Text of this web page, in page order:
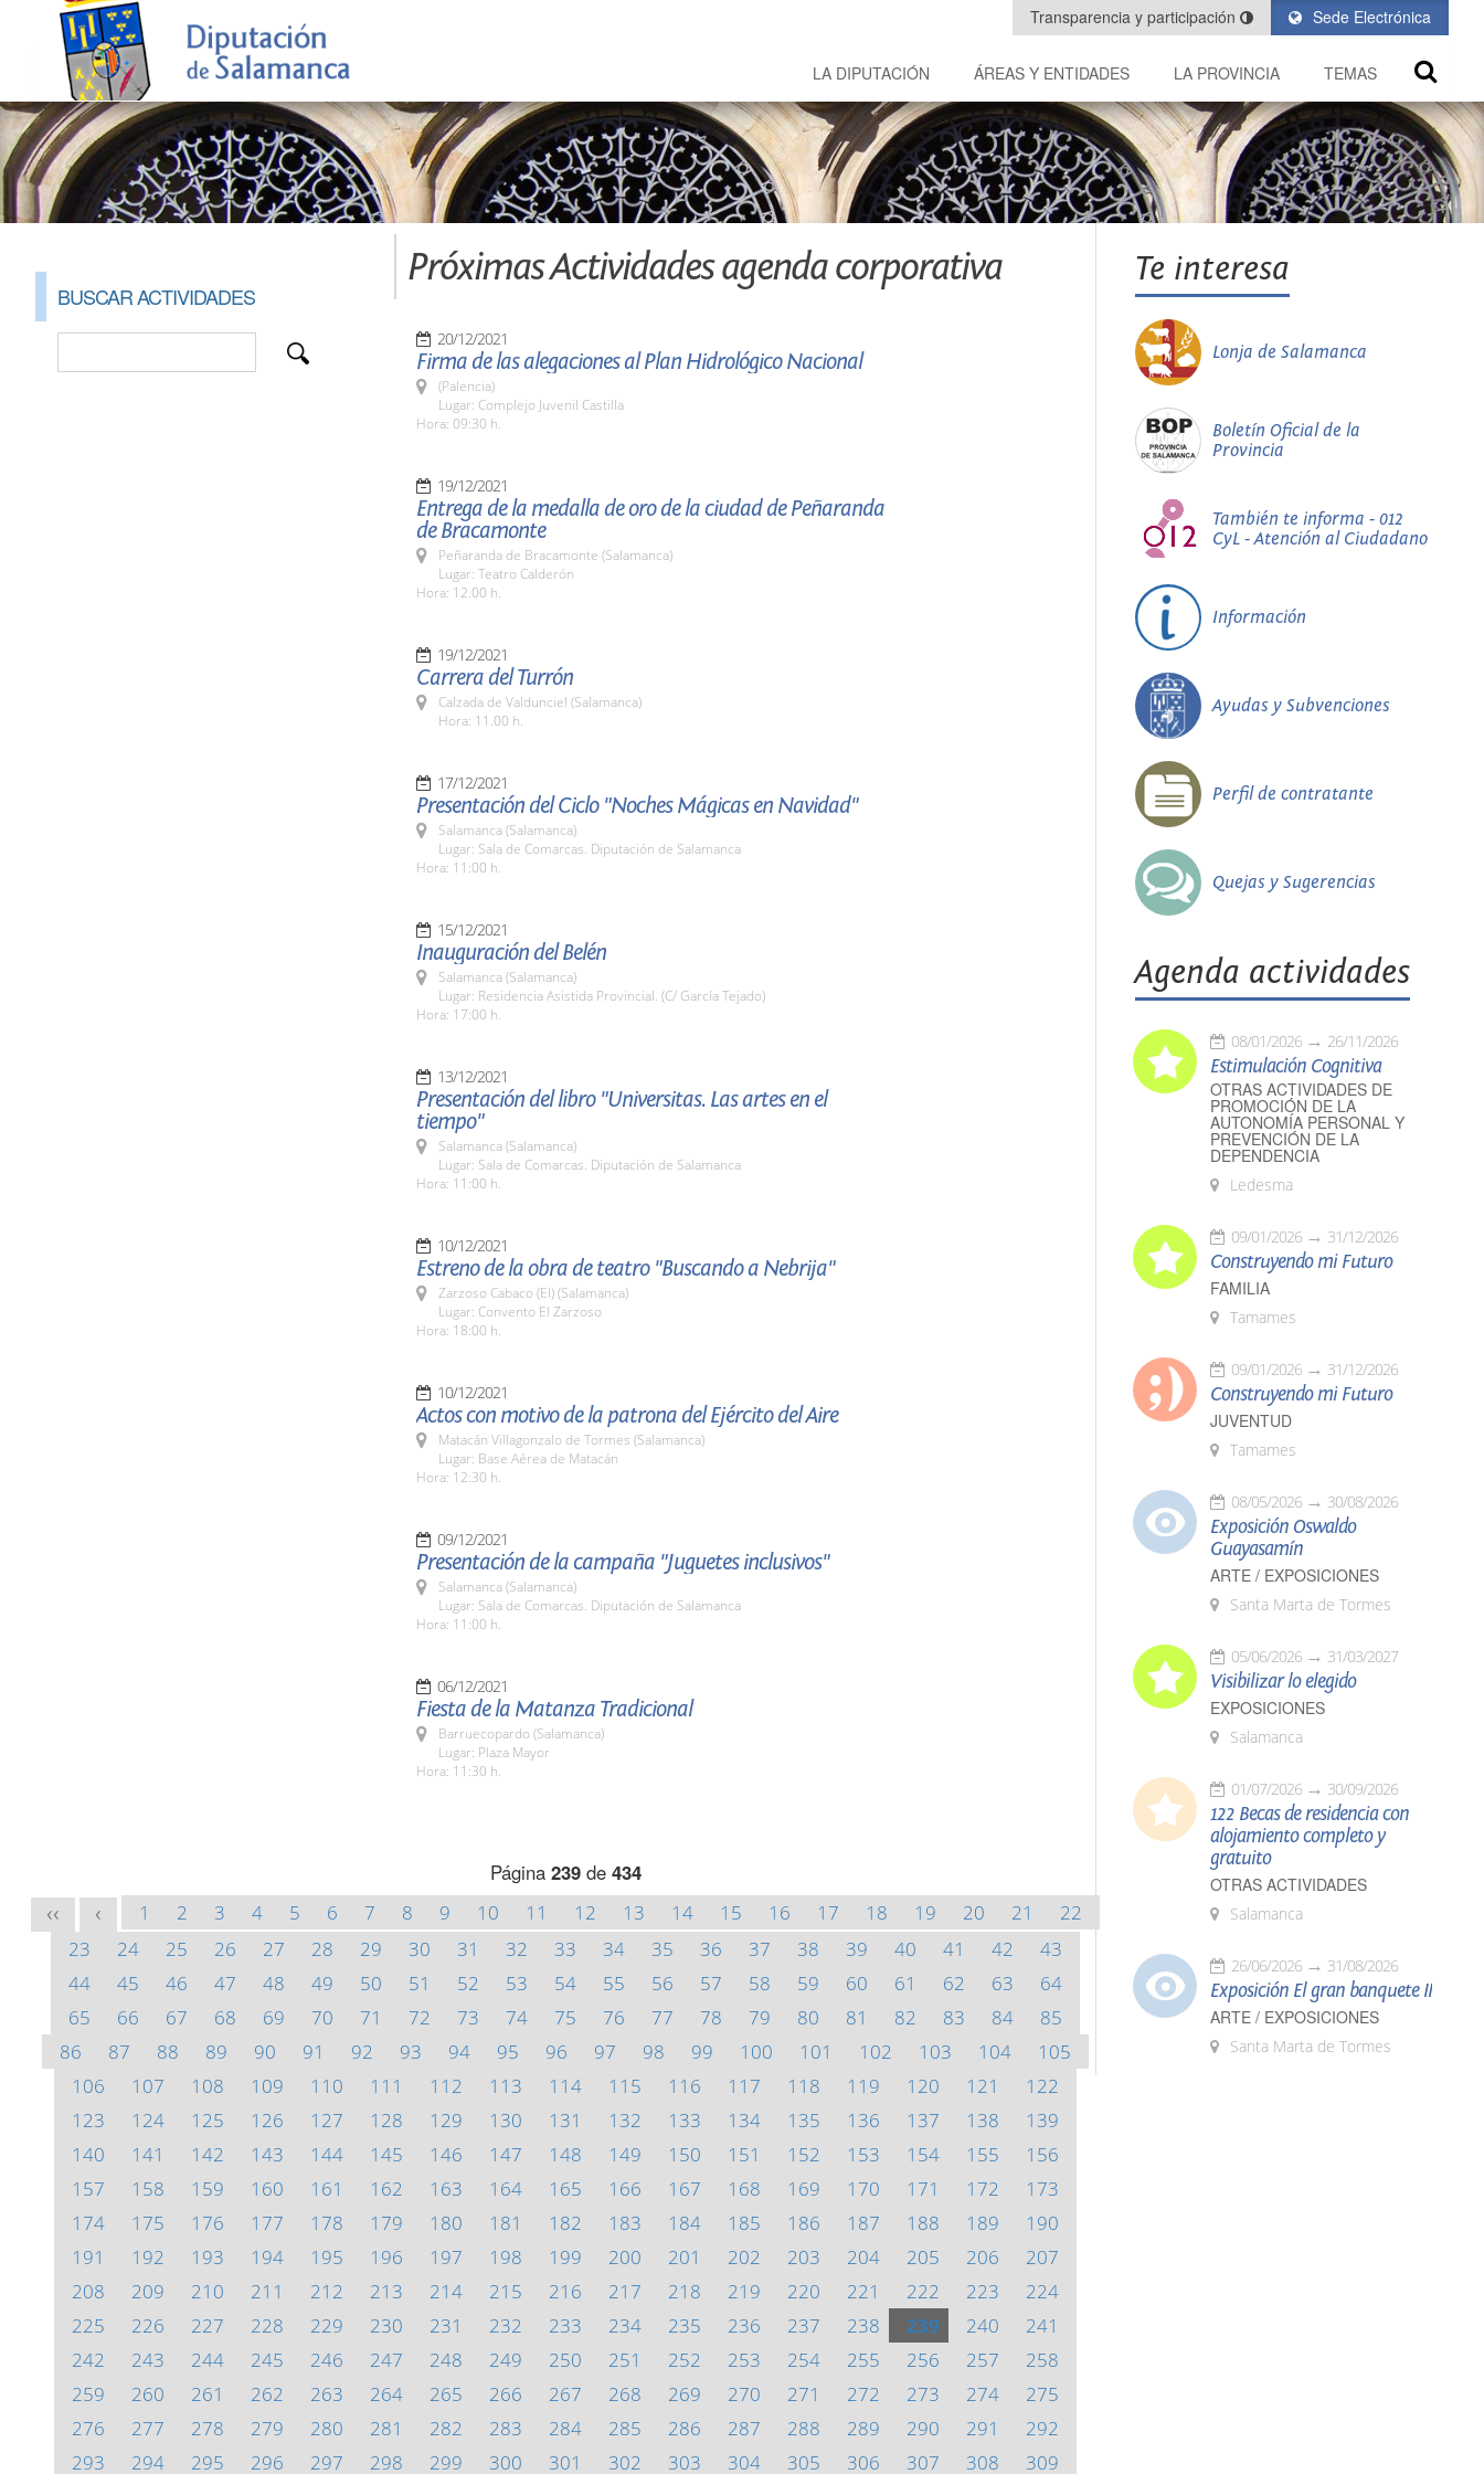
Sede Electrónica
Transparencia y participación
LA DIPUTACIÓN ÁREAS Y ENTIDADES LA PROVINCIA TEMAS
BUSCAR ACTIVIDADES
Próximas Actividades agenda corporativa
20/12/2021
Firma de las alegaciones al Plan Hidrológico Nacional
(Palencia)
Lugar: Complejo Juvenil Castilla
Hora: 09:30 h.
19/12/2021
Entrega de la medalla de oro de la ciudad de Peñaranda
de Bracamonte
Peñaranda de Bracamonte (Salamanca)
Lugar: Teatro Calderón
Hora: 12.00 h.
19/12/2021
Carrera del Turrón
Calzada de Valdunciel (Salamanca)
Hora: 11.00 h.
17/12/2021
Presentación del Ciclo "Noches Mágicas en Navidad"
Salamanca (Salamanca)
Lugar: Sala de Comarcas. Diputación de Salamanca
Hora: 11:00 h.
15/12/2021
Inauguración del Belén
Salamanca (Salamanca)
Lugar: Residencia Asistida Provincial. (C/ García Tejado)
Hora: 17:00 h.
13/12/2021
Presentación del libro "Universitas. Las artes en el
tiempo"
Salamanca (Salamanca)
Lugar: Sala de Comarcas. Diputación de Salamanca
Hora: 11:00 h.
10/12/2021
Estreno de la obra de teatro "Buscando a Nebrija"
Zarzoso Cabaco (El) (Salamanca)
Lugar: Convento El Zarzoso
Hora: 18:00 h.
10/12/2021
Actos con motivo de la patrona del Ejército del Aire
Matacán Villagonzalo de Tormes (Salamanca)
Lugar: Base Aérea de Matacán
Hora: 12:30 h.
09/12/2021
Presentación de la campaña "Juguetes inclusivos"
Salamanca (Salamanca)
Lugar: Sala de Comarcas. Diputación de Salamanca
Hora: 11:00 h.
06/12/2021
Fiesta de la Matanza Tradicional
Barruecopardo (Salamanca)
Lugar: Plaza Mayor
Hora: 11:30 h.
Página 239de 434
<< < 1 2 3 4 5 6 7 8 9 10 11 12 13 14 15 16 17 18 19 20 21
22
23
24 25 26 27 28 29 30 31 32 33 34 35 36 37 38 39 40 41 42
43
44
45 46 47 48 49 50 51 52 53 54 55 56 57 58 59 60 61 62 63
64
65
66 67 68 69 70 71 72 73 74 75 76 77 78 79 80 81 82 83 84
85
86
87 88 89 90 91 92 93 94 95 96 97 98 99 100 101 102 103 104
105
106
107 108 109 110 111 112 113 114 115 116 117 118 119 120 121
122
123
124 125 126 127 128 129 130 131 132 133 134 135 136 137 138
139
140
141 142 143 144 145 146 147 148 149 150 151 152 153 154 155
156
157
158 159 160 161 162 163 164 165 166 167 168 169 170 171 172
173
174
175 176 177 178 179 180 181 182 183 184 185 186 187 188 189
190
191
192 193 194 195 196 197 198 199 200 201 202 203 204 205 206
207
208
209 210 211 212 213 214 215 216 217 218 219 220 221 222 223
224
225
226 227 228 229 230 231 232 233 234 235 236 237 238 239 240
241
242
243 244 245 246 247 248 249 250 251 252 253 254 255 256 257
258
259
260 261 262 263 264 265 266 267 268 269 270 271 272 273 274
275
276
277 278 279 280 281 282 283 284 285 286 287 288 289 290 291
292
293
294 295 296 297 298 299 300 301 302 303 304 305 306 307 308 309
Te interesa
Lonja de Salamanca
Boletín Oficial de la
Provincia
También te informa - 012
CyL - Atención al Ciudadano
Información
Ayudas y Subvenciones
Perfil de contratante
Quejas y Sugerencias
Agenda actividades
08/01/2026 26/11/2026
Estimulación Cognitiva
OTRAS ACTIVIDADES DE
PROMOCIÓN DE LA
AUTONOMÍA PERSONAL Y
PREVENCIÓN DE LA
DEPENDENCIA
Ledesma
09/01/2026 31/12/2026
Construyendo mi Futuro
FAMILIA
Tamames
09/01/2026 31/12/2026
Construyendo mi Futuro
JUVENTUD
Tamames
08/05/2026 30/08/2026
Exposición Oswaldo
Guayasamín
ARTE / EXPOSICIONES
Santa Marta de Tormes
05/06/2026 31/03/2027
Visibilizar lo elegido
EXPOSICIONES
Salamanca
01/07/2026 30/09/2026
122 Becas de residencia con
alojamiento completo y
gratuito
OTRAS ACTIVIDADES
Salamanca
26/06/2026 31/08/2026
Exposición El gran banquete II
ARTE / EXPOSICIONES
Santa Marta de Tormes